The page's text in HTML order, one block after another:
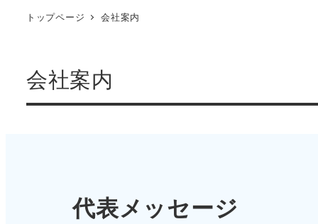
トップページ 会社案内
会社案内
代表メッセージ